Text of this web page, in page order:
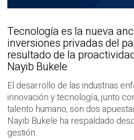
Tecnología es la nueva
inversiones privadas del
resultado de la
Nayib Bukele
El desarrollo de las industrias
innovación y tecnología, junto
talento humano, son dos
Nayib Bukele ha respaldado
gestión.